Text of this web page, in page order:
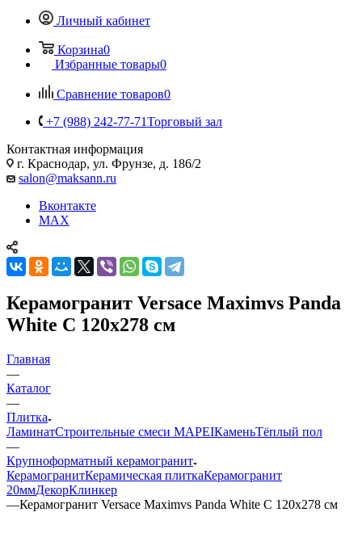
Личный кабинет
Корзина0
Избранные товары0
Сравнение товаров0
+7 (988) 242-77-71Торговый зал
Контактная информация
г. Краснодар, ул. Фрунзе, д. 186/2
salon@maksann.ru
Вконтакте
MAX
Керамогранит Versace Maximvs Panda
White C 120x278 см
Главная
—
Каталог
—
Плитка
ЛаминатСтроительные смеси MAPEIКаменьТёплый пол
—
Крупноформатный керамогранит
КерамогранитКерамическая плиткаКерамогранит
20ммДекорКлинкер
—Керамогранит Versace Maximvs Panda White C 120x278 см